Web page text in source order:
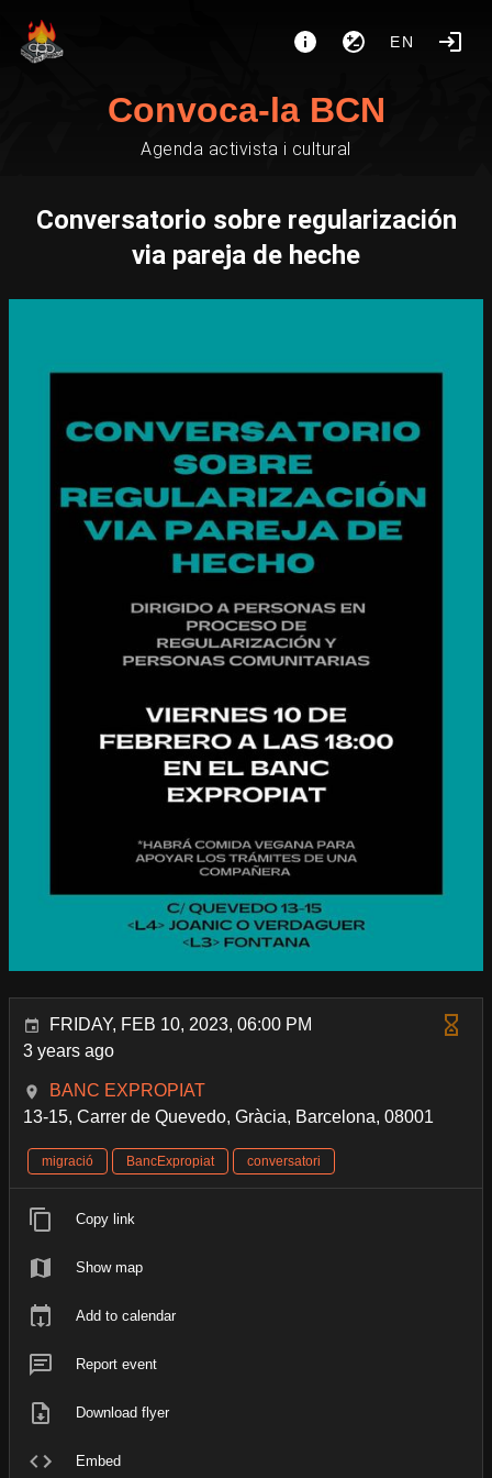
EN
Convoca-la BCN
Agenda activista i cultural
Conversatorio sobre regularización
via pareja de heche
FRIDAY, FEB 10, 2023, 06:00 PM
3 years ago
BANC EXPROPIAT
13-15, Carrer de Quevedo, Gràcia, Barcelona, 08001
migració BancExpropiat conversatori
Copy link
Show map
Add to calendar
Report event
Download flyer
Embed